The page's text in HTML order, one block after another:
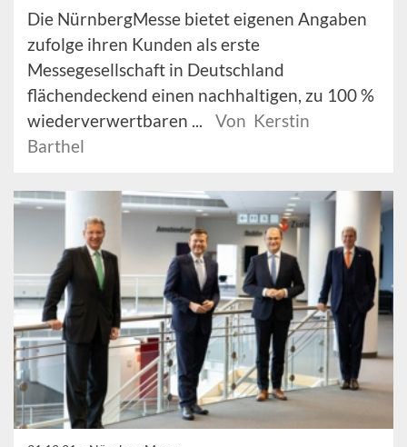
Die NürnbergMesse bietet eigenen Angaben
zufolge ihren Kunden als erste
Messegesellschaft in Deutschland
flächendeckend einen nachhaltigen, zu 100 %
wiederverwertbaren ...
Von Kerstin
Barthel